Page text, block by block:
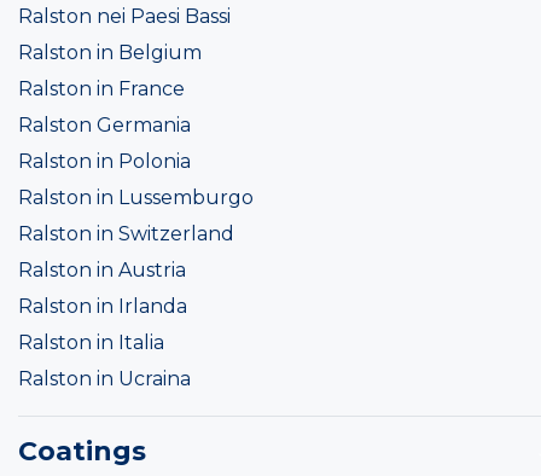
Ralston nei Paesi Bassi
Ralston in Belgium
Ralston in France
Ralston Germania
Ralston in Polonia
Ralston in Lussemburgo
Ralston in Switzerland
Ralston in Austria
Ralston in Irlanda
Ralston in Italia
Ralston in Ucraina
Coatings